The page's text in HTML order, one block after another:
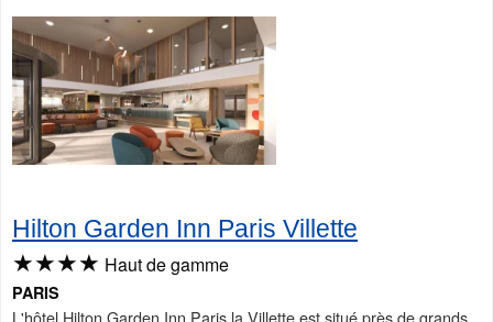
Hilton Garden Inn Paris Villette
★★★★ Haut de gamme
PARIS
L'hôtel Hilton Garden Inn Paris la Villette est situé près de grands